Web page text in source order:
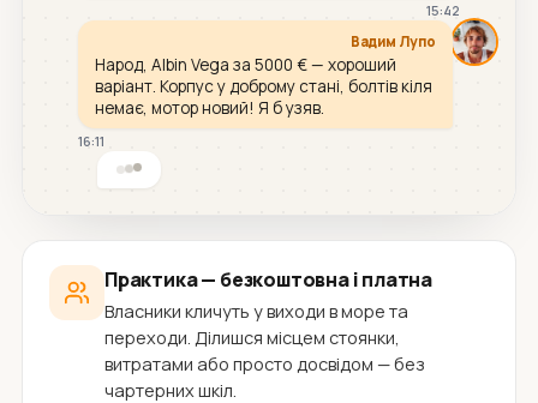
15:42
Вадим Лупо
Народ, Albin Vega за 5000 € — хороший
варіант. Корпус у доброму стані, болтів кіля
немає, мотор новий! Я б узяв.
16:11
Практика — безкоштовна і платна
Власники кличуть у виходи в море та
переходи. Ділишся місцем стоянки,
витратами або просто досвідом — без
чартерних шкіл.